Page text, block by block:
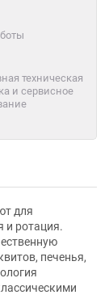
техническая
и сервисное
для
и ротация.
печенья,